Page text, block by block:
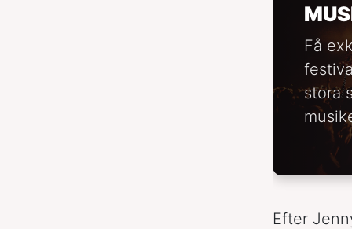
Få
stora
Efter